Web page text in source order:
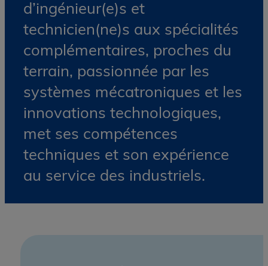
Expertise -
Pragmatisme -
Simplicité
Une équipe intégrée